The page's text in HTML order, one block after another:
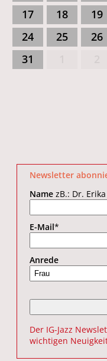
17
18 19
24
25 26
31
Newsletter
NamezB.: Dr.
E-Mail*
Anrede
Der IG-Jazz
wichtigen